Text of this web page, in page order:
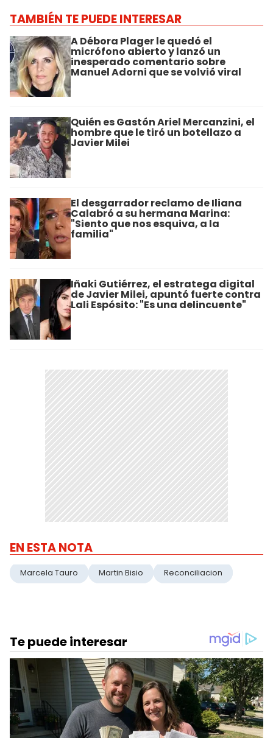
TAMBIÉN TE PUEDE INTERESAR
A Débora Plager le quedó el
micrófono abierto y lanzó un
inesperado comentario sobre
Manuel Adorni que se volvió viral
Quién es Gastón Ariel Mercanzini, el
hombre que le tiró un botellazo a
Javier Milei
El desgarrador reclamo de Iliana
Calabró a su hermana Marina:
"Siento que nos esquiva, a la
familia"
Iñaki Gutiérrez, el estratega digital
de Javier Milei, apuntó fuerte contra
Lali Espósito: "Es una delincuente"
EN ESTA NOTA
Marcela Tauro Martin Bisio Reconciliacion